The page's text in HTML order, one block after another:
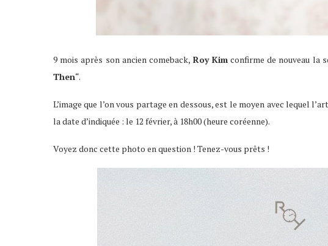
9 mois après son ancien comeback, Roy Kimconfirme de nouveau la
Then“.
L’image que l’on vous partage en dessous, est le moyen avec lequel
la date d’indiquée : le 12 février, à 18h00 (heure coréenne).
Voyez donc cette photo en question ! Tenez-vous prêts !